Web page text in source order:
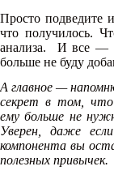
Просто подведите
что получилось.
анализа. И все —
больше не буду
А главное —
секрет в том, что
ему больше не
Уверен, даже
компонента вы
полезных привычек.